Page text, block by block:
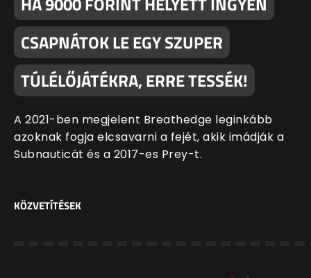
CSAPNÁTOK LE EGY SZUPER
TÚLÉLŐJÁTÉKRA, ERRE TESSÉK!
A 2021-ben megjelent Breathedge leginkább
azoknak fogja elcsavarni a fejét, akik imádják a
Subnauticát és a 2017-es Prey-t.
KÖZVETÍTÉSEK